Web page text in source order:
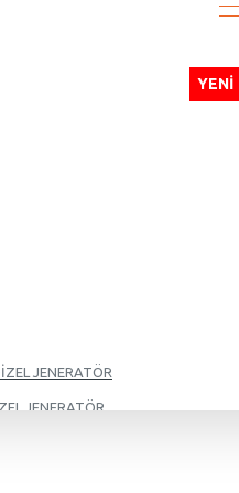
JENERATÖR
JENERATÖR
JENERATÖR
YENI